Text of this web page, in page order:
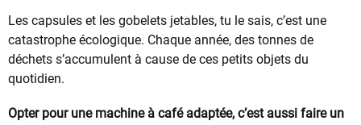
Les capsules et les gobelets jetables, tu le sais, c’est une
catastrophe écologique. Chaque année, des tonnes de
déchets s’accumulent à cause de ces petits objets du
quotidien.
Opter pour une machine à café adaptée, c’est aussi faire un